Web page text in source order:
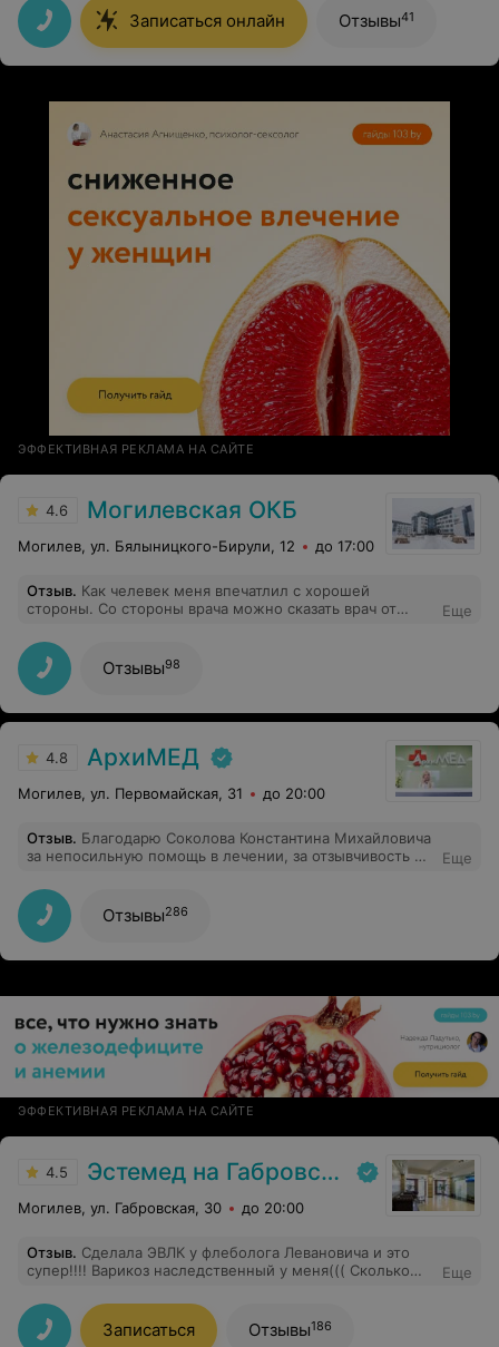
Записаться онлайн Отзывы41
ЭФФЕКТИВНАЯ РЕКЛАМА НА САЙТЕ
4.6 Могилевская ОКБ
Могилев, ул. Бялыницкого-Бирули, 12 до 17:00
Отзыв. Как челевек меня впечатлил с хорошей
стороны. Со стороны врача можно сказать врач от
проделанной мне опирацией. Успехов Вам в работе,
благополучия и новых достижений. С уважением
Виктор.
Еще
Отзывы98
4.8 АрхиМЕД
Могилев, ул. Первомайская, 31 до 20:00
Отзыв. Благодарю Соколова Константина Михайловича
за непосильную помощь в лечении, за отзывчивость и
честность и открытость! Вы превосходный врач,
лучший специалист и просто хороший человек! Вы
восхищаете своей самоотдачей любимому делу!
Еще
Отзывы286
ЭФФЕКТИВНАЯ РЕКЛАМА НА САЙТЕ
4.5 Эстемед на Габровской
Могилев, ул. Габровская, 30 до 20:00
Отзыв. Сделала ЭВЛК у флеболога Левановича и это
супер!!!! Варикоз наследственный у меня((( Сколько
Девочки, не поможет мазь!!! Да, Эвлк недёшево, но!!!
небольшой, нестрашно, и у кого проблема варикоза
серьезная, тот готов на многое и поймёт! Страшные
Еще
Записаться Отзывы186